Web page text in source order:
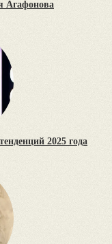
Агафонова
2025 года